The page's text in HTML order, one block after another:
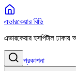
এভারকেয়ার বিডি
এভারকেয়ার হসপিটাল
প্রকাশনা